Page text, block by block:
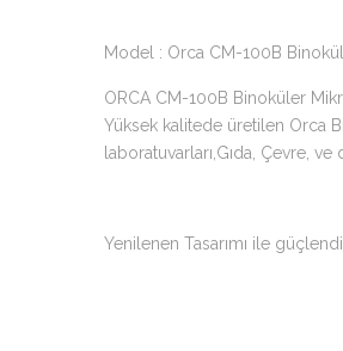
Model : Orca CM-100B
ORCA CM-100B Binoküler
Yüksek kalitede üretilen Orca
laboratuvarları,Gıda, Çevre,
Yenilenen Tasarımı ile